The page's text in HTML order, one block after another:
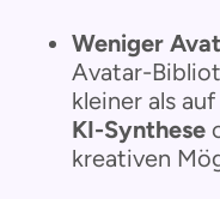
Weniger
Avatar-
kleiner als
KI-Synthese
kreativen